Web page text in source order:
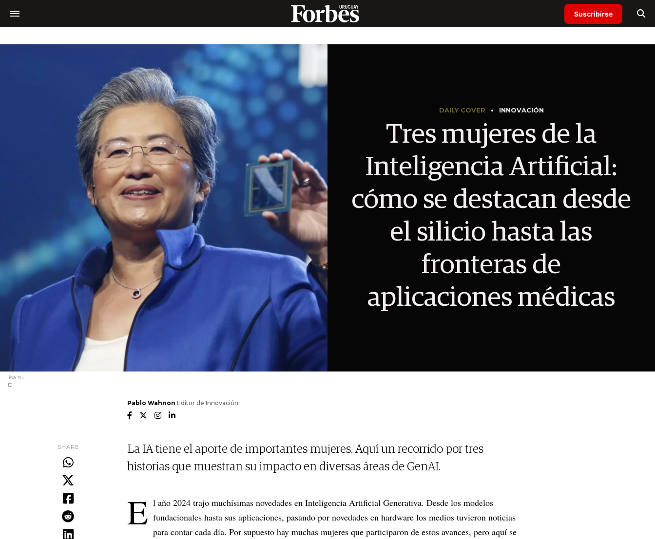
Suscribirse
DAILY COVER INNOVACIÓN
Tres mujeres de la
Inteligencia Artificial:
cómo se destacan desde
el silicio hasta las
fronteras de
aplicaciones médicas
lisa su
C
Pablo Wahnon Editor de Innovación
SHARE
La IA tiene el aporte de importantes mujeres. Aquí un recorrido por tres
historias que muestran su impacto en diversas áreas de GenAI.
E l año 2024 trajo muchísimas novedades en Inteligencia Artificial Generativa. Desde los modelos
fundacionales hasta sus aplicaciones, pasando por novedades en hardware los medios tuvieron noticias
para contar cada día. Por supuesto hay muchas mujeres que participaron de estos avances, pero aquí se